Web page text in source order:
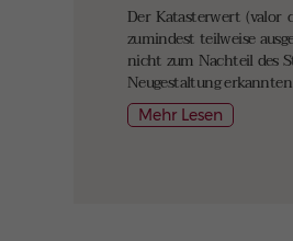
Der Katasterwert (valor
zumindest teilweise
nicht zum Nachteil des
Neugestaltung
Mehr Lesen